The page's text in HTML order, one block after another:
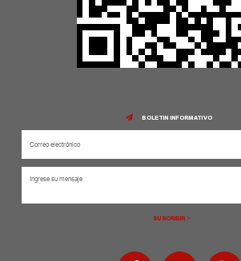
BOLETIN INFORMATIVO